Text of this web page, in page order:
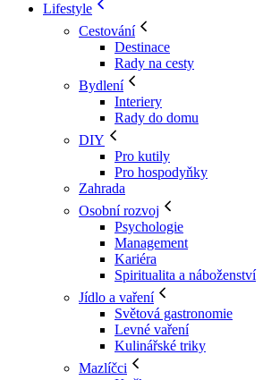
Lifestyle
Cestování
Destinace
Rady na cesty
Bydlení
Interiery
Rady do domu
DIY
Pro kutily
Pro hospodyňky
Zahrada
Osobní rozvoj
Psychologie
Management
Kariéra
Spiritualita a náboženství
Jídlo a vaření
Světová gastronomie
Levné vaření
Kulinářské triky
Mazlíčci